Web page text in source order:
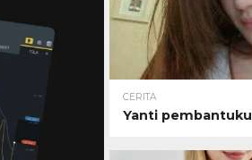
CERITA
Yanti pembantuku